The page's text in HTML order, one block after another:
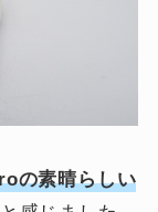
の素晴らしい